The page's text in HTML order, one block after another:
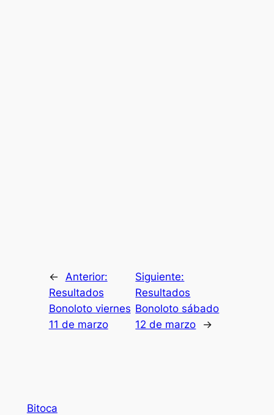
←
Anterior:
Resultados
Bonoloto viernes
11 de marzo
Siguiente:
Resultados
Bonoloto sábado
12 de marzo
→
Bitoca